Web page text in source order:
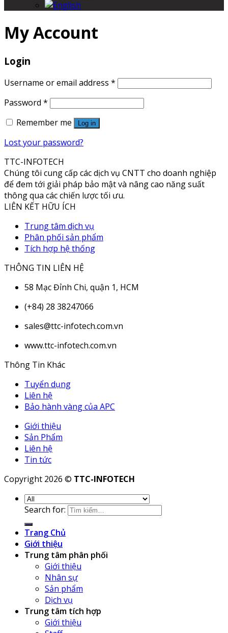
My Account
Login
Username or email address *
Password *
Remember me
Log in
Lost your password?
TTC-INFOTECH
Chúng tôi cung cấp các dịch vụ CNTT cho doanh nghiệp
để đem tới giải pháp bảo mật và nâng cao năng suất
thông qua các chiến lược tối ưu.
LIÊN KẾT HỮU ÍCH
Trung tâm dịch vụ
Phân phối sản phẩm
Tích hợp hệ thống
THÔNG TIN LIÊN HỆ
58 Mạc Đỉnh Chi, quận 1, HCM
(+84) 28 38247066
sales@ttc-infotech.com.vn
www.ttc-infotech.com.vn
Thông Tin Khác
Tuyển dụng
Liên hệ
Bảo hành vàng của APC
Giới thiệu
Sản Phẩm
Liên hệ
Tin tức
Copyright 2026 © TTC-INFOTECH
Search for:
Trang Chủ
Giới thiệu
Trung tâm phân phối
Giới thiệu
Nhân sự
Sản phẩm
Dịch vụ
Trung tâm tích hợp
Giới thiệu